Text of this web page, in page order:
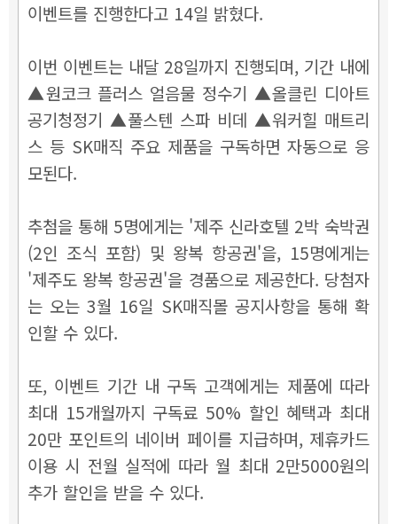
이벤트를 진행한다고 14일 밝혔다.
이번 이벤트는 내달 28일까지 진행되며, 기간 내에
▲원코크 플러스 얼음물 정수기 ▲올클린 디아트
공기청정기 ▲풀스텐 스파 비데 ▲워커힐 매트리
스 등 SK매직 주요 제품을 구독하면 자동으로 응
모된다.
추첨을 통해 5명에게는 '제주 신라호텔 2박 숙박권
(2인 조식 포함) 및 왕복 항공권'을, 15명에게는
'제주도 왕복 항공권'을 경품으로 제공한다. 당첨자
는 오는 3월 16일 SK매직몰 공지사항을 통해 확
인할 수 있다.
또, 이벤트 기간 내 구독 고객에게는 제품에 따라
최대 15개월까지 구독료 50% 할인 혜택과 최대
20만 포인트의 네이버 페이를 지급하며, 제휴카드
이용 시 전월 실적에 따라 월 최대 2만5000원의
추가 할인을 받을 수 있다.